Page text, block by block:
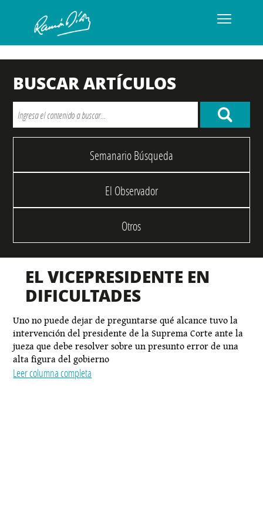
BUSCAR ARTÍCULOS
Semanario Búsqueda
El Observador
Otros
EL VICEPRESIDENTE EN
DIFICULTADES
Uno no puede dejar de preguntarse qué alcance tuvo la
intervención del presidente de la Suprema Corte ante la
jueza que debe resolver sobre un presunto error de una
alta figura del gobierno
Leer columna completa